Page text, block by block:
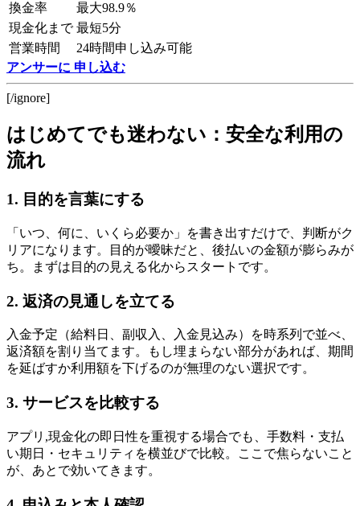
換金率
最大98.9％
現金化まで 最短5分
営業時間
24時間申し込み可能
アンサーに 申し込む
[/ignore]
はじめてでも迷わない：安全な利用の
流れ
1. 目的を言葉にする
「いつ、何に、いくら必要か」を書き出すだけで、判断がク
リアになります。目的が曖昧だと、後払いの金額が膨らみが
ち。まずは目的の見える化からスタートです。
2. 返済の見通しを立てる
入金予定（給料日、副収入、入金見込み）を時系列で並べ、
返済額を割り当てます。もし埋まらない部分があれば、期間
を延ばすか利用額を下げるのが無理のない選択です。
3. サービスを比較する
アプリ,現金化の即日性を重視する場合でも、手数料・支払
い期日・セキュリティを横並びで比較。ここで焦らないこと
が、あとで効いてきます。